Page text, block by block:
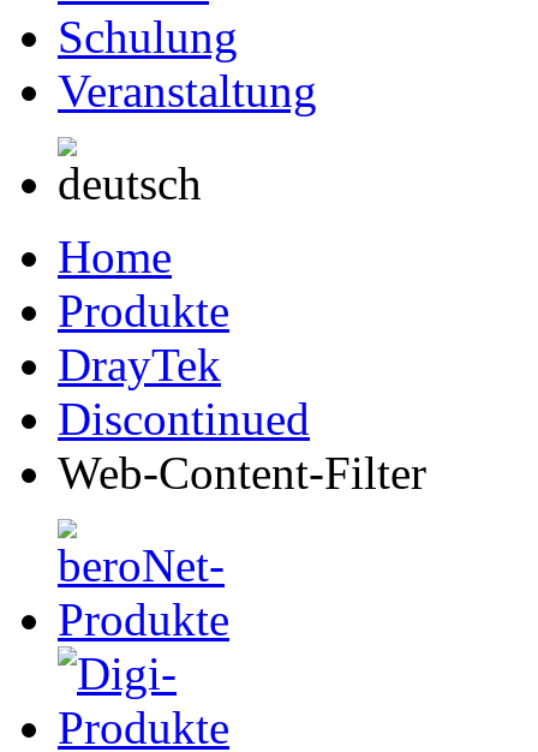
Schulung
Veranstaltung
Home
Produkte
DrayTek
Discontinued
Web-Content-Filter